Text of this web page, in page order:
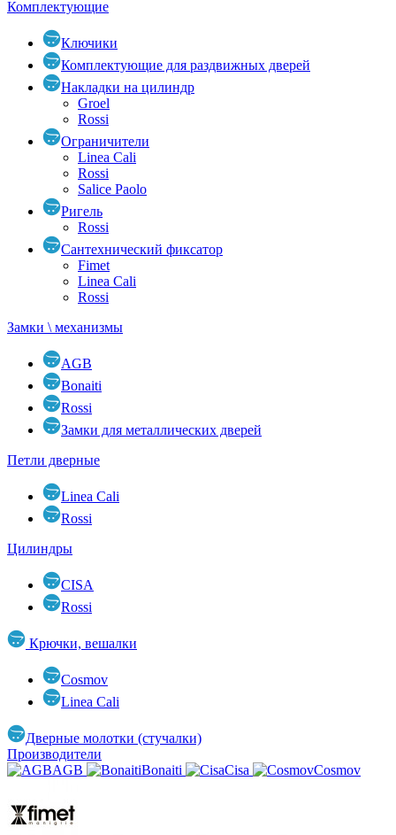
Комплектующие
Ключики
Комплектующие для раздвижных дверей
Накладки на цилиндр
Groel
Rossi
Ограничители
Linea Cali
Rossi
Salice Paolo
Ригель
Rossi
Сантехнический фиксатор
Fimet
Linea Cali
Rossi
Замки \ механизмы
AGB
Bonaiti
Rossi
Замки для металлических дверей
Петли дверные
Linea Cali
Rossi
Цилиндры
CISA
Rossi
Крючки, вешалки
Cosmov
Linea Cali
Дверные молотки (стучалки)
Производители
AGB
Bonaiti Cisa Cosmov